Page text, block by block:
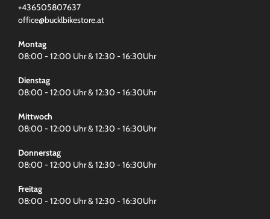
+436505807637
office@bucklbikestore.at
Montag
08:00 - 12:00 Uhr & 12:30 - 16:30Uhr
Dienstag
08:00 - 12:00 Uhr & 12:30 - 16:30Uhr
Mittwoch
08:00 - 12:00 Uhr & 12:30 - 16:30Uhr
Donnerstag
08:00 - 12:00 Uhr & 12:30 - 16:30Uhr
Freitag
08:00 - 12:00 Uhr & 12:30 - 16:30Uhr